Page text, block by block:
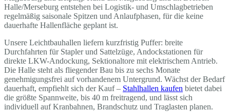
Halle/Merseburg entstehen bei Logistik- und Umschlagbetrieben
regelmäßig saisonale Spitzen und Anlaufphasen, für die keine
dauerhafte Hallenfläche geplant ist.
Unsere Leichtbauhallen liefern kurzfristig Puffer: breite
Durchfahrten für Stapler und Sattelzüge, Andockstationen für
direkte LKW-Andockung, Sektionaltore mit elektrischem Antrieb.
Die Halle steht als fliegender Bau bis zu sechs Monate
genehmigungsfrei auf vorhandenem Untergrund. Wächst der Bedarf
dauerhaft, empfiehlt sich der Kauf – Stahlhallen kaufen bietet dabei
die größte Spannweite, bis 40 m freitragend, und lässt sich
individuell auf Kranbahnen, Brandschutz und Traglasten planen.